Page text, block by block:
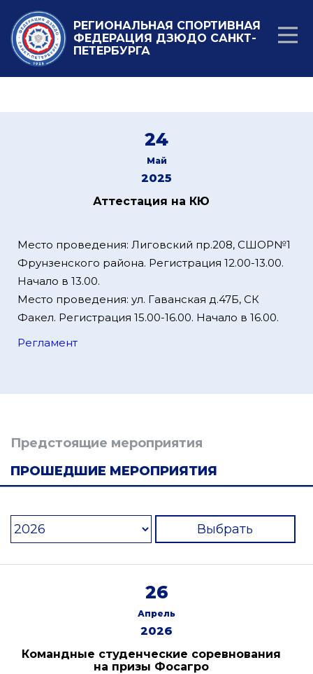
РЕГИОНАЛЬНАЯ СПОРТИВНАЯ
ФЕДЕРАЦИЯ ДЗЮДО САНКТ-
ПЕТЕРБУРГА
24
Май
2025
Аттестация на КЮ
Место проведения: Лиговский пр.208, СШОР№1
Фрунзенского района. Регистрация 12.00-13.00.
Начало в 13.00.
Место проведения: ул. Гаванская д.47Б, СК
Факел. Регистрация 15.00-16.00. Начало в 16.00.
Регламент
Предстоящие мероприятия
ПРОШЕДШИЕ МЕРОПРИЯТИЯ
Выбрать
26
Апрель
2026
Командные студенческие соревнования
на призы Фосагро